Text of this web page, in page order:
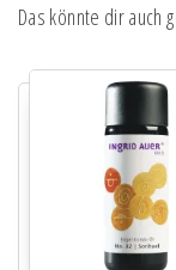
Das könnte dir auch